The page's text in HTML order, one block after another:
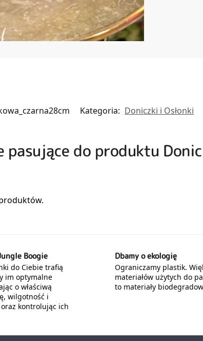
Kategoria: Doniczki i Osłonki
do produktu
Boogie
do Ciebie trafią
im optymalne
o właściwą
wilgotność i
kontrolując ich
Dbamy o ekologię
Ograniczamy plastik.
materiałów użytych do
to materiały